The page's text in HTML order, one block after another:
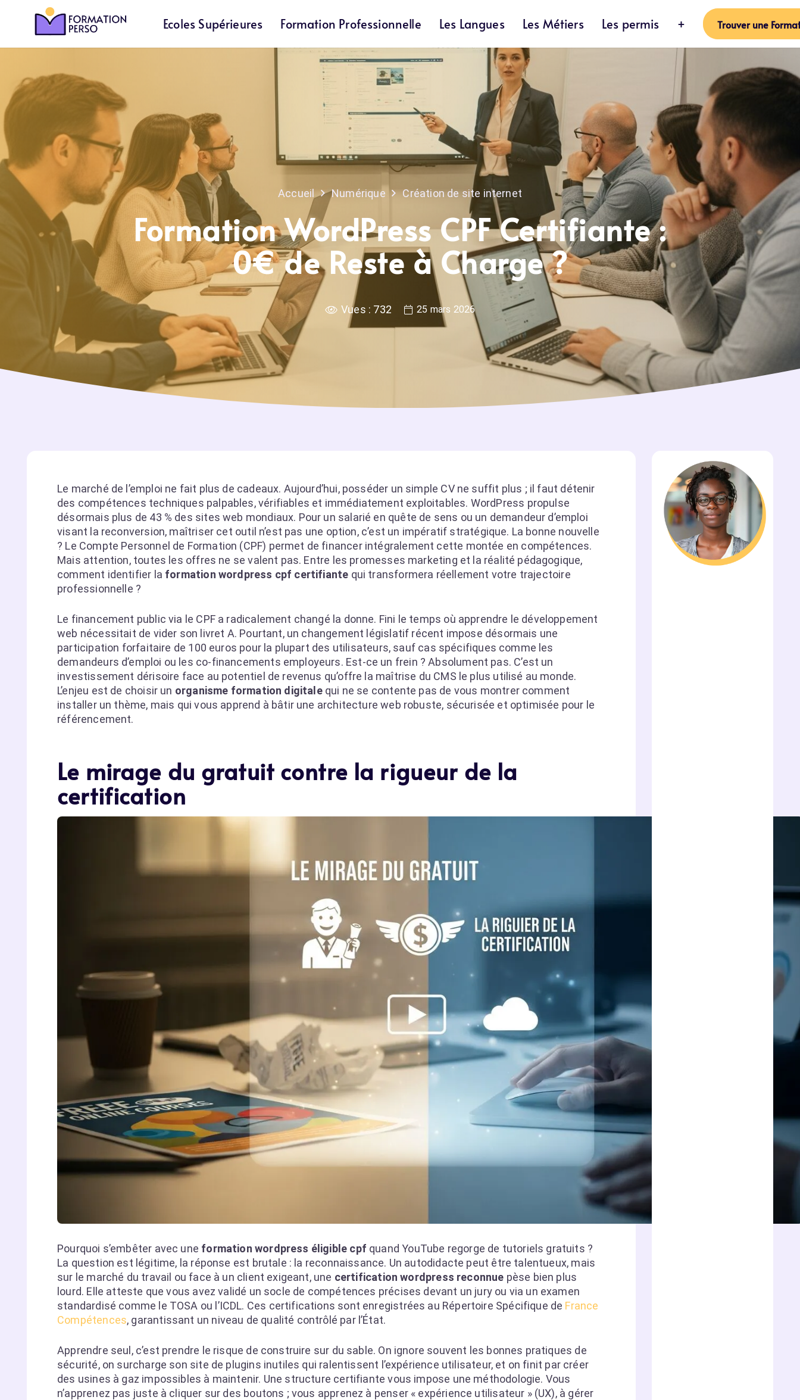
Ecoles Supérieures Formation Professionnelle Les Langues Les Métiers Les permis + Trouver une
Accueil Numérique Création de site internet
Formation WordPress CPF Certifiante :
0€ de Reste à Charge ?
Vues : 732 25 mars 2026
Le marché de l’emploi ne fait plus de cadeaux. Aujourd’hui, posséder un simple CV ne suffit plus ; il faut détenir
des compétences techniques palpables, vérifiables et immédiatement exploitables. WordPress propulse
désormais plus de 43 % des sites web mondiaux. Pour un salarié en quête de sens ou un demandeur d’emploi
visant la reconversion, maîtriser cet outil n’est pas une option, c’est un impératif stratégique. La bonne nouvelle
? Le Compte Personnel de Formation (CPF) permet de financer intégralement cette montée en compétences.
Mais attention, toutes les offres ne se valent pas. Entre les promesses marketing et la réalité pédagogique,
comment identifier la formation wordpress cpf certifiante qui transformera réellement votre trajectoire
professionnelle ?
Le financement public via le CPF a radicalement changé la donne. Fini le temps où apprendre le développement
web nécessitait de vider son livret A. Pourtant, un changement législatif récent impose désormais une
participation forfaitaire de 100 euros pour la plupart des utilisateurs, sauf cas spécifiques comme les
demandeurs d’emploi ou les co-financements employeurs. Est-ce un frein ? Absolument pas. C’est un
investissement dérisoire face au potentiel de revenus qu’offre la maîtrise du CMS le plus utilisé au monde.
L’enjeu est de choisir un organisme formation digitalequi ne se contente pas de vous montrer comment
installer un thème, mais qui vous apprend à bâtir une architecture web robuste, sécurisée et optimisée pour le
référencement.
Le mirage du gratuit contre la rigueur de la
certification
Pourquoi s’embêter avec une formation wordpress éligible cpf quand YouTube regorge de tutoriels gratuits ?
La question est légitime, la réponse est brutale : la reconnaissance. Un autodidacte peut être talentueux, mais
sur le marché du travail ou face à un client exigeant, une certification wordpress reconnue pèse bien plus
lourd. Elle atteste que vous avez validé un socle de compétences précises devant un jury ou via un examen
standardisé comme le TOSA ou l’ICDL. Ces certifications sont enregistrées au Répertoire Spécifique de France
Compétences, garantissant un niveau de qualité contrôlé par l’État.
Apprendre seul, c’est prendre le risque de construire sur du sable. On ignore souvent les bonnes pratiques de
sécurité, on surcharge son site de plugins inutiles qui ralentissent l’expérience utilisateur, et on finit par créer
des usines à gaz impossibles à maintenir. Une structure certifiante vous impose une méthodologie. Vous
n’apprenez pas juste à cliquer sur des boutons ; vous apprenez à penser « expérience utilisateur » (UX), à gérer